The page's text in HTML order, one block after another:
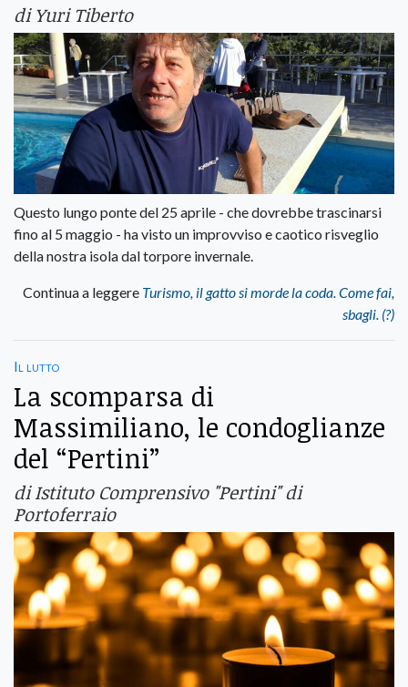
di Yuri Tiberto
Questo lungo ponte del 25 aprile - che dovrebbe trascinarsi
fino al 5 maggio - ha visto un improvviso e caotico risveglio
della nostra isola dal torpore invernale.
Continua a leggere Turismo, il gatto si morde la coda. Come fai,
sbagli. (?)
Il lutto
La scomparsa di
Massimiliano, le condoglianze
del “Pertini”
di Istituto Comprensivo "Pertini" di
Portoferraio